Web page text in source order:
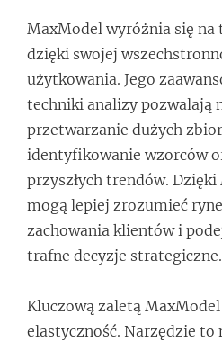
MaxModel wyróżnia się na
dzięki swojej
użytkowania. Jego
techniki analizy pozwalają
przetwarzanie dużych
identyfikowanie wzorców
przyszłych trendów.
mogą lepiej zrozumieć
zachowania klientów i
trafne decyzje strategiczne.
Kluczową zaletą
elastyczność. Narzędzie to